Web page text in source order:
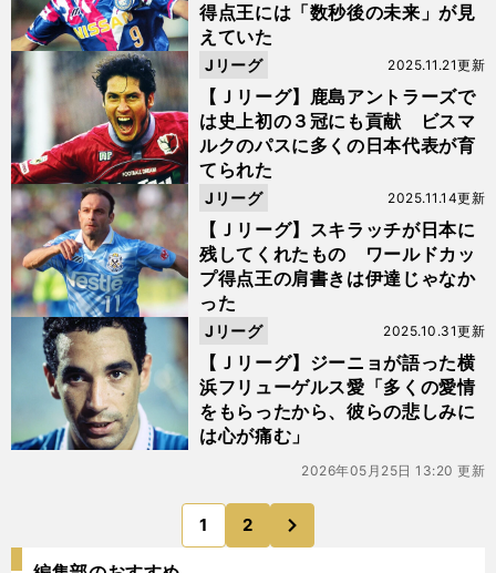
得点王には「数秒後の未来」が見
えていた
【Ｊリーグ】鹿島アントラーズで
は史上初の３冠にも貢献 ビスマ
ルクのパスに多くの日本代表が育
てられた
2025.11.21更新
Jリーグ
【Ｊリーグ】スキラッチが日本に
残してくれたもの ワールドカッ
プ得点王の肩書きは伊達じゃなか
った
2025.11.14更新
Jリーグ
【Ｊリーグ】ジーニョが語った横
浜フリューゲルス愛「多くの愛情
をもらったから、彼らの悲しみに
は心が痛む」
2025.10.31更新
Jリーグ
2026年05月25日 13:20 更新
1 2